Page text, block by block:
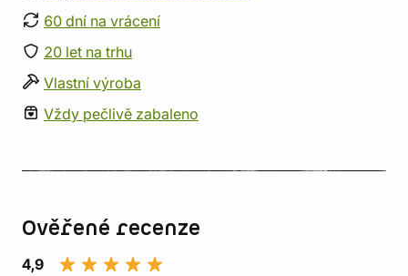
60 dní na vrácení
20 let na trhu
Vlastní výroba
Vždy pečlivě zabaleno
Ověřené recenze
4,9